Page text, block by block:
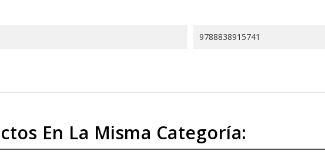
9788838915741
En La Misma Categoría: